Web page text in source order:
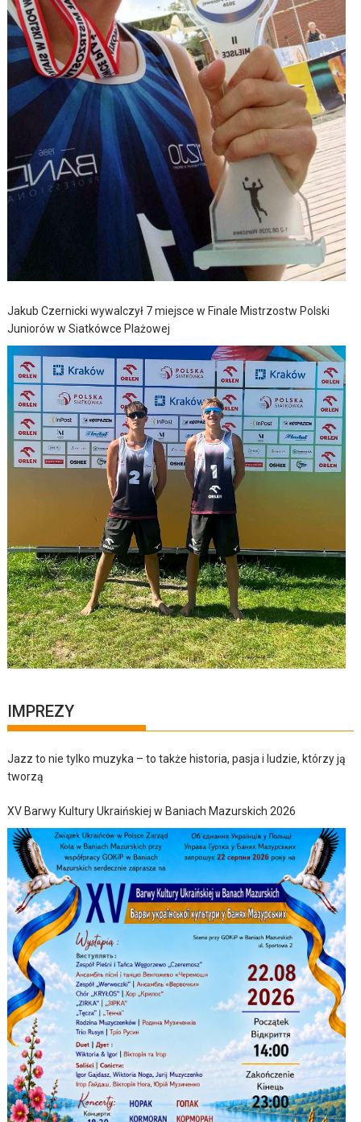
Jakub Czernicki wywalczył 7 miejsce w Finale Mistrzostw Polski
Juniorów w Siatkówce Plażowej
IMPREZY
Jazz to nie tylko muzyka – to także historia, pasja i ludzie, którzy ją
tworzą
XV Barwy Kultury Ukraińskiej w Baniach Mazurskich 2026